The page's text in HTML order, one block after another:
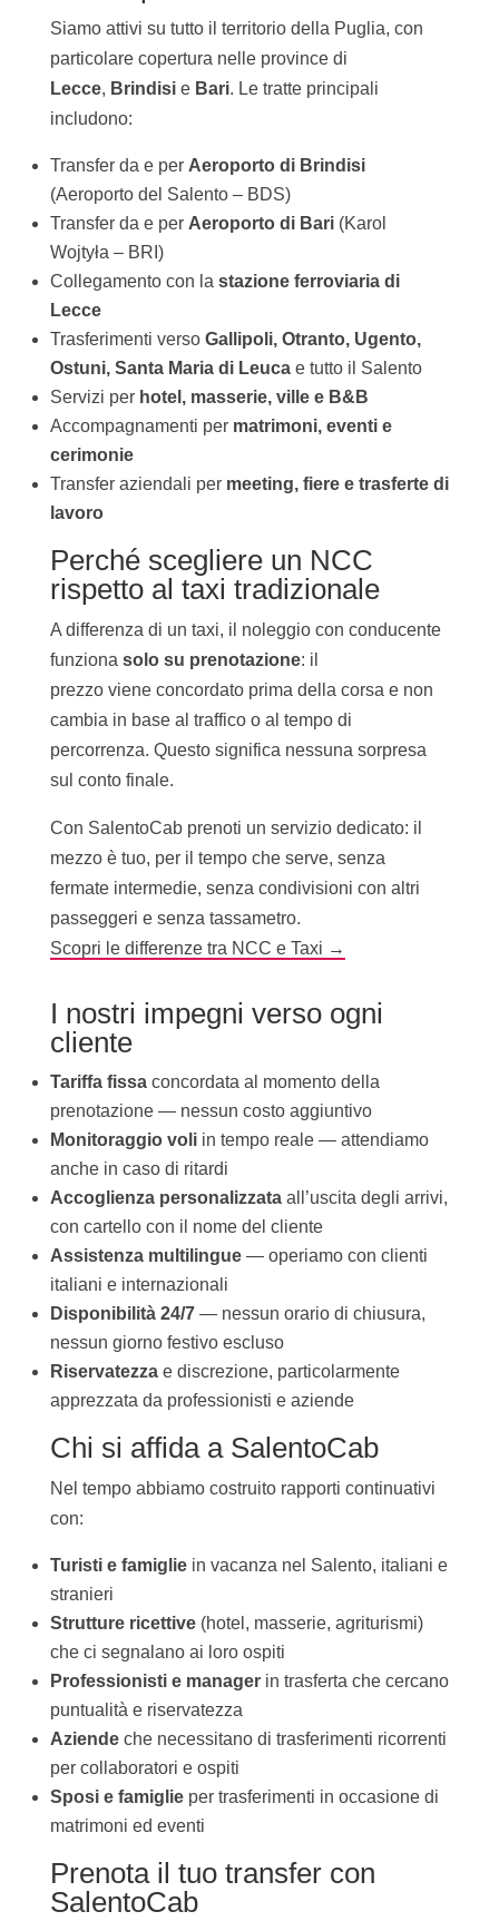
Siamo attivi su tutto il territorio della Puglia, con
particolare copertura nelle province di
Lecce, Brindisie Bari. Le tratte principali
includono:
Transfer da e per Aeroporto di Brindisi
(Aeroporto del Salento – BDS)
Transfer da e per Aeroporto di Bari(Karol
Wojtyła – BRI)
Collegamento con la stazione ferroviaria di
Lecce
Trasferimenti verso Gallipoli, Otranto, Ugento,
Ostuni, Santa Maria di Leucae tutto il Salento
Servizi per hotel, masserie, ville e B&B
Accompagnamenti per matrimoni, eventi e
cerimonie
Transfer aziendali per meeting, fiere e trasferte di
lavoro
Perché scegliere un NCC
rispetto al taxi tradizionale
A differenza di un taxi, il noleggio con conducente
funziona solo su prenotazione: il
prezzo viene concordato prima della corsa e non
cambia in base al traffico o al tempo di
percorrenza. Questo significa nessuna sorpresa
sul conto finale.
Con SalentoCab prenoti un servizio dedicato: il
mezzo è tuo, per il tempo che serve, senza
fermate intermedie, senza condivisioni con altri
passeggeri e senza tassametro.
Scopri le differenze tra NCC e Taxi →
I nostri impegni verso ogni
cliente
Tariffa fissaconcordata al momento della
prenotazione — nessun costo aggiuntivo
Monitoraggio voliin tempo reale — attendiamo
anche in caso di ritardi
Accoglienza personalizzataall’uscita degli arrivi,
con cartello con il nome del cliente
Assistenza multilingue— operiamo con clienti
italiani e internazionali
Disponibilità 24/7— nessun orario di chiusura,
nessun giorno festivo escluso
Riservatezzae discrezione, particolarmente
apprezzata da professionisti e aziende
Chi si affida a SalentoCab
Nel tempo abbiamo costruito rapporti continuativi
con:
Turisti e famigliein vacanza nel Salento, italiani e
stranieri
Strutture ricettive(hotel, masserie, agriturismi)
che ci segnalano ai loro ospiti
Professionisti e managerin trasferta che cercano
puntualità e riservatezza
Aziendeche necessitano di trasferimenti ricorrenti
per collaboratori e ospiti
Sposi e famiglieper trasferimenti in occasione di
matrimoni ed eventi
Prenota il tuo transfer con
SalentoCab